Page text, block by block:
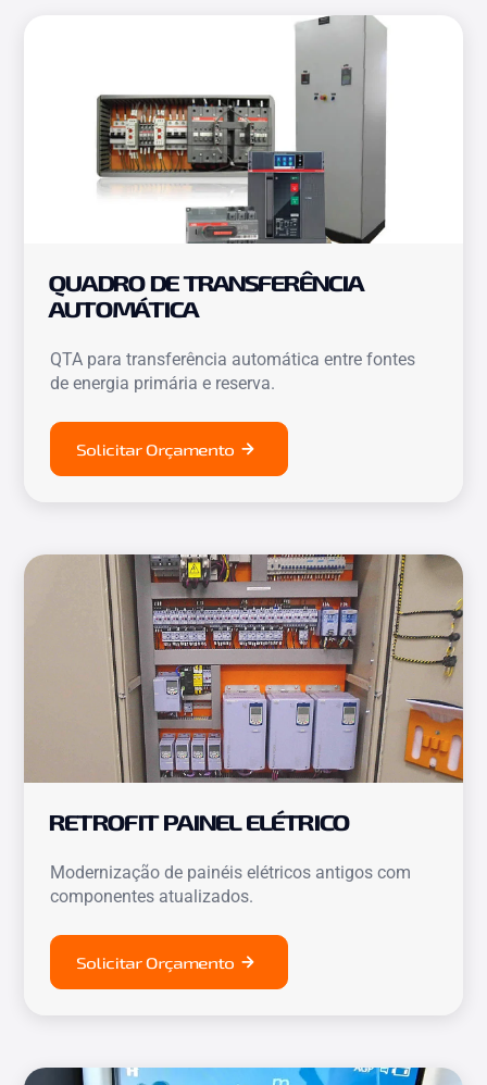
QUADRO DE TRANSFERÊNCIA
AUTOMÁTICA
QTA para transferência automática entre fontes
de energia primária e reserva.
Solicitar Orçamento
RETROFIT PAINEL ELÉTRICO
Modernização de painéis elétricos antigos com
componentes atualizados.
Solicitar Orçamento